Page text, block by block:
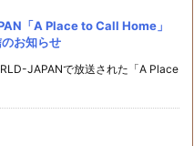
「A Place to Call Home」
お知らせ
JAPANで放送された「A Place